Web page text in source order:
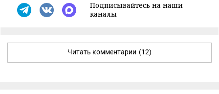
Подписывайтесь на наши
каналы
Читать комментарии (12)